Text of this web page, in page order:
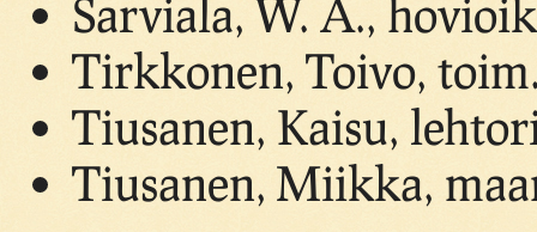
Sarviala, W. A.,
Tirkkonen, Toivo,
Tiusanen, Kaisu,
Tiusanen, Miikka,